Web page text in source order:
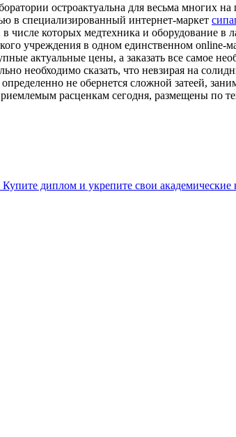
остроактуальна для весьма многих на
в специализированный интернет-маркет
которых медтехника и оборудование
учреждения в одном единственном online-
актуальные цены, а заказать все самое
необходимо сказать, что невзирая на
не обернется сложной затеей,
расценкам сегодня, размещены по
диплом и укрепите свои